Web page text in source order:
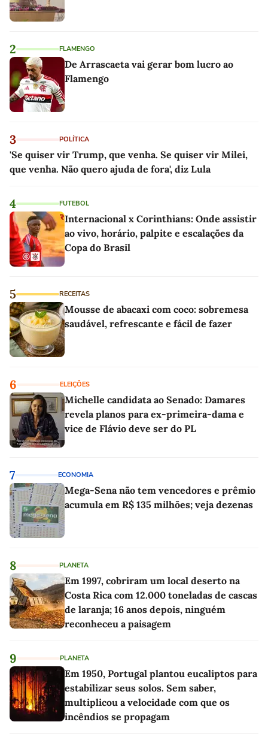
2 FLAMENGO
De Arrascaeta vai gerar bom lucro ao
Flamengo
3 POLÍTICA
'Se quiser vir Trump, que venha. Se quiser vir Milei,
que venha. Não quero ajuda de fora', diz Lula
4 FUTEBOL
Internacional x Corinthians: Onde assistir
ao vivo, horário, palpite e escalações da
Copa do Brasil
5 RECEITAS
Mousse de abacaxi com coco: sobremesa
saudável, refrescante e fácil de fazer
6 ELEIÇÕES
Michelle candidata ao Senado: Damares
revela planos para ex-primeira-dama e
vice de Flávio deve ser do PL
7 ECONOMIA
Mega-Sena não tem vencedores e prêmio
acumula em R$ 135 milhões; veja dezenas
8 PLANETA
Em 1997, cobriram um local deserto na
Costa Rica com 12.000 toneladas de cascas
de laranja; 16 anos depois, ninguém
reconheceu a paisagem
9 PLANETA
Em 1950, Portugal plantou eucaliptos para
estabilizar seus solos. Sem saber,
multiplicou a velocidade com que os
incêndios se propagam